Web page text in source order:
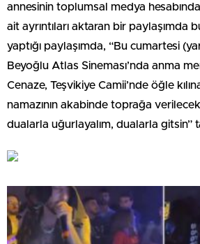
annesinin toplumsal medya
ait ayrıntıları aktaran bir paylaşımda
yaptığı paylaşımda, “Bu cumartesi
Beyoğlu Atlas Sineması’nda anma
Cenaze, Teşvikiye Camii’nde öğle
namazının akabinde toprağa
dualarla uğurlayalım, dualarla gitsin”